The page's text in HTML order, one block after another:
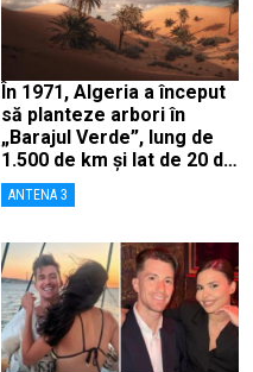
În 1971, Algeria a început
să planteze arbori în
„Barajul Verde”, lung de
1.500 de km și lat de 20 de
km, ca să combată
deșertificarea
ANTENA 3